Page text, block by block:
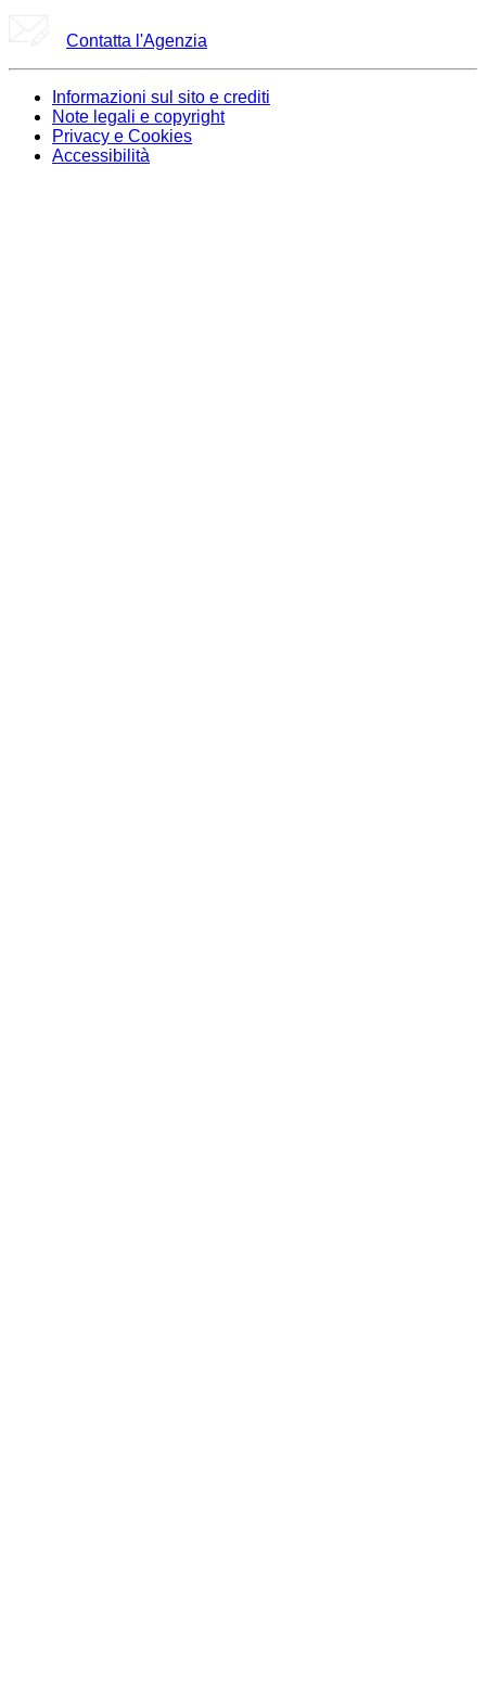
Contatta l'Agenzia
Informazioni sul sito e crediti
Note legali e copyright
Privacy e Cookies
Accessibilità